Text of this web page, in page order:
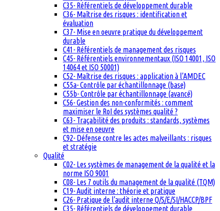
C35- Référentiels de développement durable
C36- Maîtrise des risques : identification et
évaluation
C37- Mise en oeuvre pratique du développement
durable
C41- Référentiels de management des risques
C45- Référentiels environnementaux (ISO 14001, ISO
14064 et ISO 50001)
C52- Maîtrise des risques : application à l’AMDEC
C55a- Contrôle par échantillonnage (base)
C55b- Contrôle par échantillonnage (avancé)
C56- Gestion des non-conformités : comment
maximiser le RoI des systèmes qualité ?
C63- Traçabilité des produits : standards, systèmes
et mise en oeuvre
C92- Défense contre les actes malveillants : risques
et stratégie
Qualité
C02- Les systèmes de management de la qualité et la
norme ISO 9001
C08- Les 7 outils du management de la qualité (TQM)
C19- Audit interne : théorie et pratique
C26- Pratique de l’audit interne Q/S/E/SI/HACCP/BPF
C35- Référentiels de développement durable